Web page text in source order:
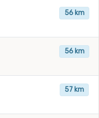
56 km
56 km
57 km